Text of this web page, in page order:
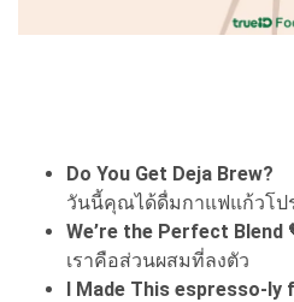
Do You Get Deja Brew?
วันนี้คุณได้ดื่มกาแฟแก้วโป
We’re the Perfect Blend
เราคือส่วนผสมที่ลงตัว
I Made This espresso-ly